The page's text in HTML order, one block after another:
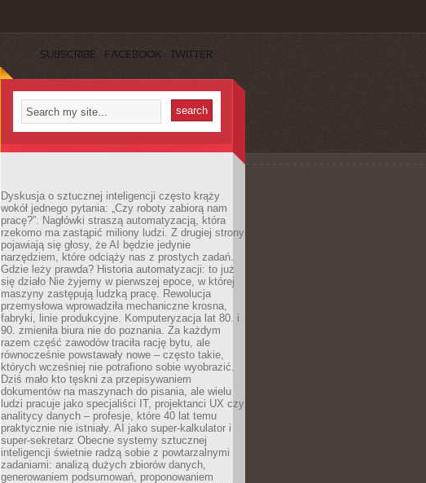
SUBSCRIBE FACEBOOK TWITTER
Dyskusja o sztucznej inteligencji często krąży
wokół jednego pytania: „Czy roboty zabiorą nam
pracę?”. Nagłówki straszą automatyzacją, która
rzekomo ma zastąpić miliony ludzi. Z drugiej strony
pojawiają się głosy, że AI będzie jedynie
narzędziem, które odciąży nas z prostych zadań.
Gdzie leży prawda? Historia automatyzacji: to już
się działo Nie żyjemy w pierwszej epoce, w której
maszyny zastępują ludzką pracę. Rewolucja
przemysłowa wprowadziła mechaniczne krosna,
fabryki, linie produkcyjne. Komputeryzacja lat 80. i
90. zmieniła biura nie do poznania. Za każdym
razem część zawodów traciła rację bytu, ale
równocześnie powstawały nowe – często takie,
których wcześniej nie potrafiono sobie wyobrazić.
Dziś mało kto tęskni za przepisywaniem
dokumentów na maszynach do pisania, ale wielu
ludzi pracuje jako specjaliści IT, projektanci UX czy
analitycy danych – profesje, które 40 lat temu
praktycznie nie istniały. AI jako super-kalkulator i
super-sekretarz Obecne systemy sztucznej
inteligencji świetnie radzą sobie z powtarzalnymi
zadaniami: analizą dużych zbiorów danych,
generowaniem podsumowań, proponowaniem